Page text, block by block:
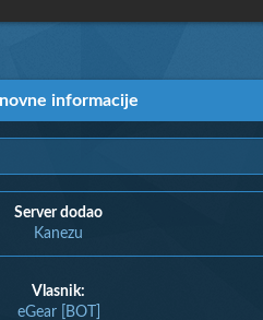
informacije
Server dodao
Kanezu
Vlasnik:
eGear [BOT]